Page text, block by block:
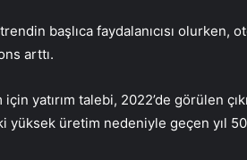
başlıca faydalanıcısı
arttı.
için yatırım talebi, 2022’de görülen
yüksek üretim nedeniyle geçen yıl